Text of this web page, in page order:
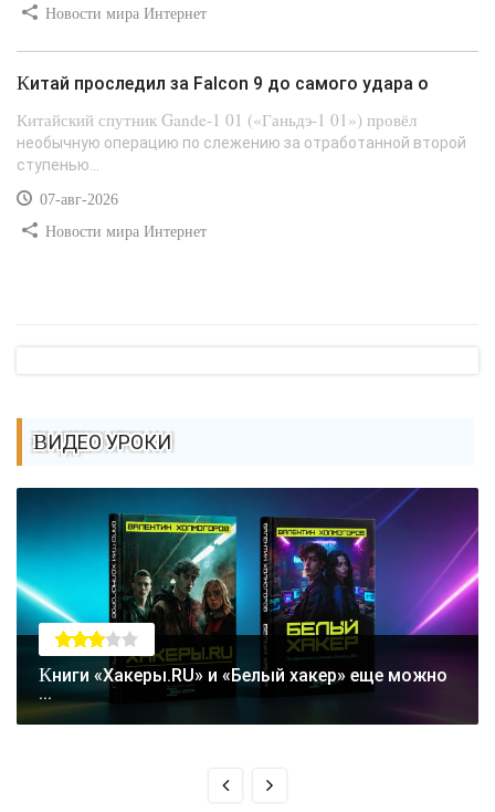
Новости мира Интернет
Китай проследил за Falcon 9 до самого удара о
Китайский спутник Gande-1 01 («Ганьдэ-1 01») провёл
необычную операцию по слежению за отработанной второй
ступенью...
07-авг-2026
Новости мира Интернет
ВИДЕО УРОКИ
Книги «Хакеры.RU» и «Белый хакер» еще можно
...